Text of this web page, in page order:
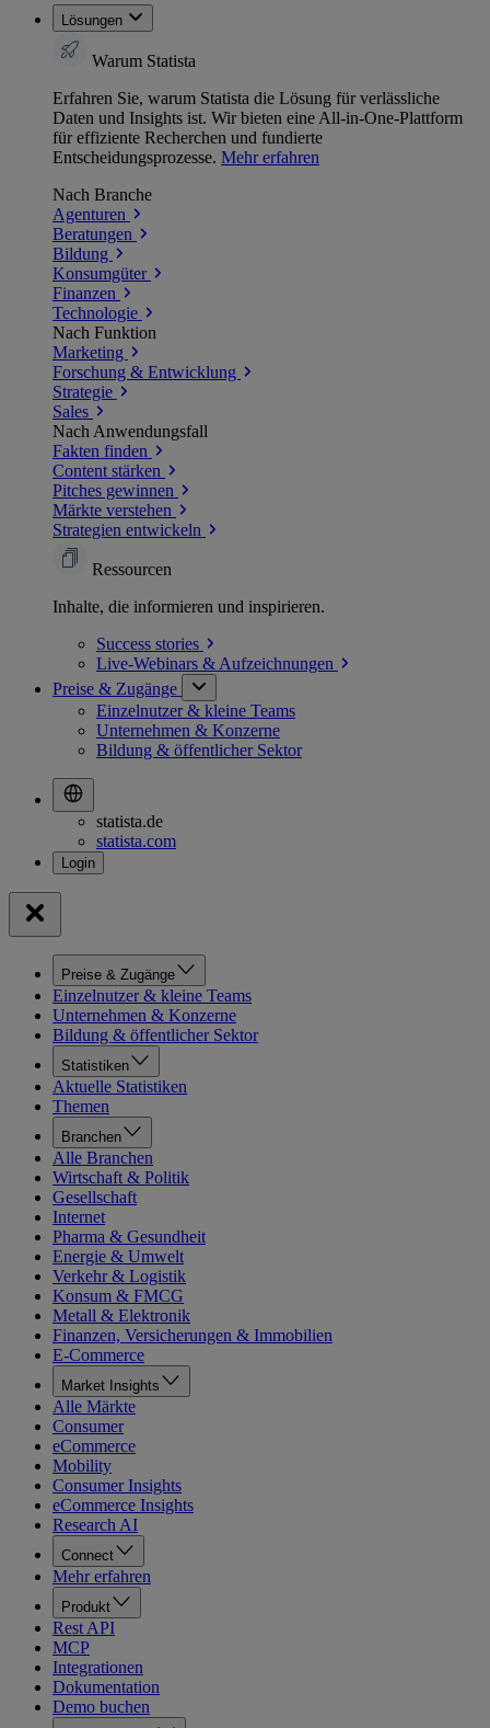
Lösungen
Warum Statista
Erfahren Sie, warum Statista die Lösung für verlässliche
Daten und Insights ist. Wir bieten eine All-in-One-Plattform
für effiziente Recherchen und fundierte
Entscheidungsprozesse. Mehr erfahren
Nach Branche
Agenturen
Beratungen
Bildung
Konsumgüter
Finanzen
Technologie
Nach Funktion
Marketing
Forschung & Entwicklung
Strategie
Sales
Nach Anwendungsfall
Fakten finden
Content stärken
Pitches gewinnen
Märkte verstehen
Strategien entwickeln
Ressourcen
Inhalte, die informieren und inspirieren.
Success stories
Live-Webinars & Aufzeichnungen
Preise & Zugänge
Einzelnutzer & kleine Teams
Unternehmen & Konzerne
Bildung & öffentlicher Sektor
statista.de
statista.com
Preise & Zugänge
Einzelnutzer & kleine Teams
Unternehmen & Konzerne
Bildung & öffentlicher Sektor
Statistiken
Aktuelle Statistiken
Themen
Branchen
Alle Branchen
Wirtschaft & Politik
Gesellschaft
Internet
Pharma & Gesundheit
Energie & Umwelt
Verkehr & Logistik
Konsum & FMCG
Metall & Elektronik
Finanzen, Versicherungen & Immobilien
E-Commerce
Market Insights
Alle Märkte
Consumer
eCommerce
Mobility
Consumer Insights
eCommerce Insights
Research AI
Connect
Mehr erfahren
Produkt
Rest API
MCP
Integrationen
Dokumentation
Demo buchen